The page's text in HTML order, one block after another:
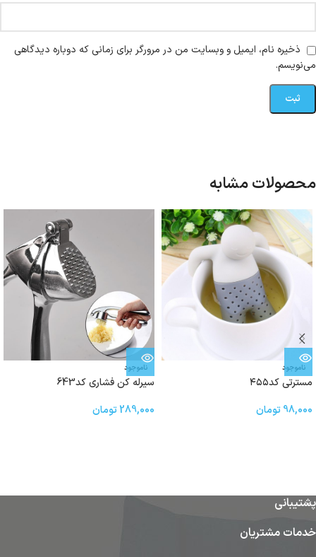
ذخیره نام، ایمیل و وبسایت من در مرورگر برای زمانی که دوباره دیدگاهی
می‌نویسم.
محصولات مشابه
ناموجود
مسترتی کد۴۵۵
98,000تومان
ناموجود
سیرله کن فشاری کد643
289,000تومان
پشتیبانی
خدمات مشتریان